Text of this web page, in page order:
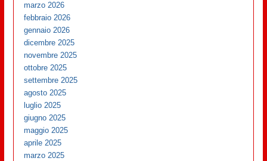
marzo 2026
febbraio 2026
gennaio 2026
dicembre 2025
novembre 2025
ottobre 2025
settembre 2025
agosto 2025
luglio 2025
giugno 2025
maggio 2025
aprile 2025
marzo 2025